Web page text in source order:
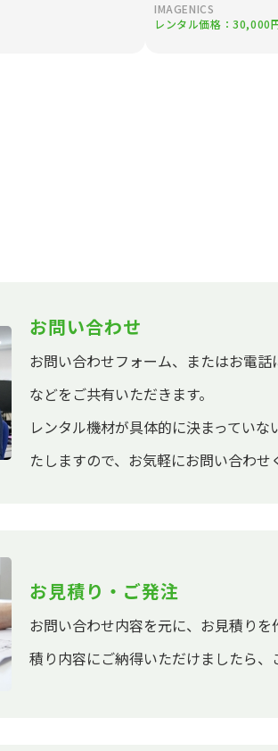
IMAGENICS
レンタル価格：30,000
お問い合わせ
お問い合わせフォーム、またはお電
などをご共有いただきます。
レンタル機材が具体的に決まってい
たしますので、お気軽にお問い合わせ
お見積り・ご発注
お問い合わせ内容を元に、お見積り
積り内容にご納得いただけましたら、